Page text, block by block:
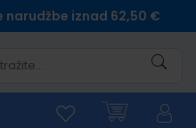
iznad 62,50 €